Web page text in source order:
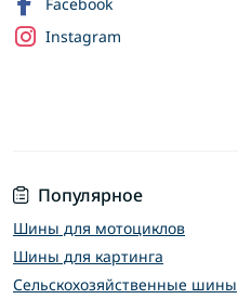
Популярное
Шины для мотоциклов
Шины для картинга
Сельскохозяйственные шины
Instagram